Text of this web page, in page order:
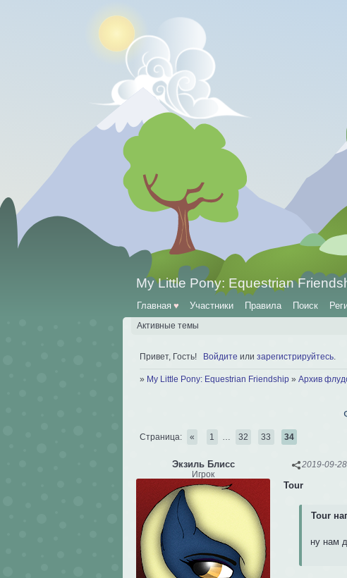
My Little Pony: Equestrian
Главная ♥ Участники Правила Поиск
Активные темы
Привет, Гость! Войдите или зарегистрируйтесь
» My Little Pony: Equestrian Friendship » Архив
Страница: « 1 32 33 34
2019-09-
Экзиль Блисс
Игрок
Tour
Tour
ну нам